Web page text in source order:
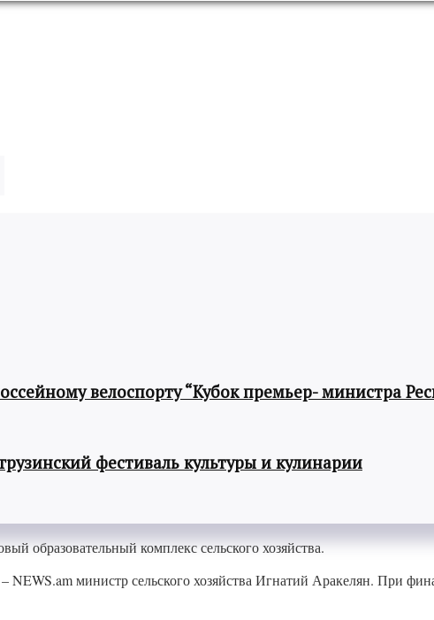
велоспорту “Кубок премьер- министра
фестиваль культуры и кулинарии
образовательный комплекс сельского хозяйства.
министр сельского хозяйства Игнатий Аракелян. При